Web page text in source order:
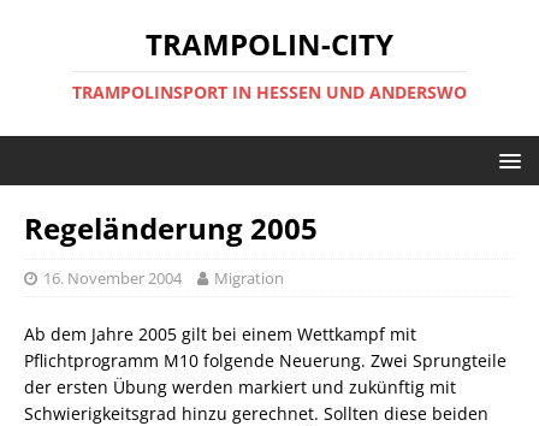
TRAMPOLIN-CITY
TRAMPOLINSPORT IN HESSEN UND ANDERSWO
Regeländerung 2005
16. November 2004 Migration
Ab dem Jahre 2005 gilt bei einem Wettkampf mit
Pflichtprogramm M10 folgende Neuerung. Zwei Sprungteile
der ersten Übung werden markiert und zukünftig mit
Schwierigkeitsgrad hinzu gerechnet. Sollten diese beiden